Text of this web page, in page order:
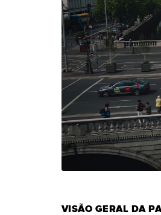
VISÃO GERAL DA